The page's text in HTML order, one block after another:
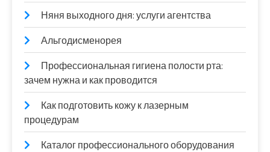
Няня выходного дня: услуги агентства
Альгодисменорея
Профессиональная гигиена полости рта:
зачем нужна и как проводится
Как подготовить кожу к лазерным
процедурам
Каталог профессионального оборудования